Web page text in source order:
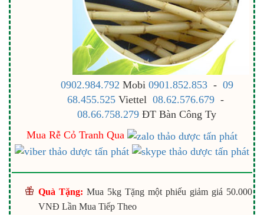
0902.984.792 Mobi 0901.852.853- 09
68.455.525Viettel 08.62.576.679-
08.66.758.279 ĐT Bàn Công Ty
Mua Rễ Cỏ Tranh Qua
Quà Tặng: Mua 5kg Tặng một phiếu giảm giá 50.000
VNĐ Lần Mua Tiếp Theo